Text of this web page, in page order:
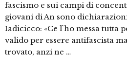
fascismo e sui campi di
giovani di An sono
Iadicicco: «Ce l`ho messa tutta
valido per essere antifascista
trovato, anzi ne …